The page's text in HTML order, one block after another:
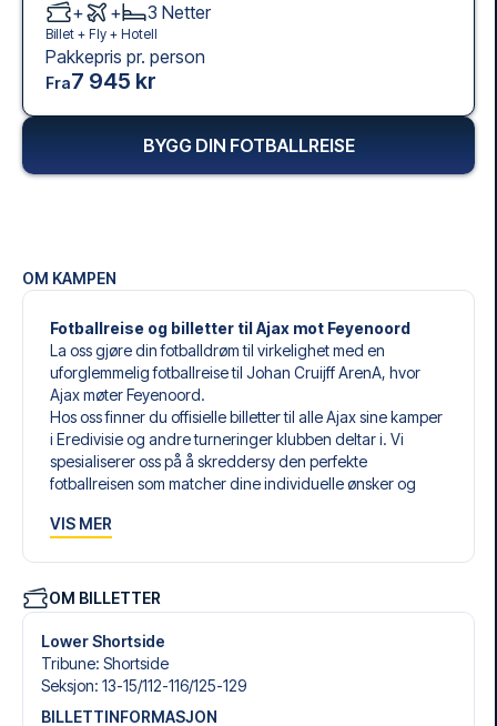
OM KAMPEN
Fotballreise og billetter til Ajax mot Feyenoord
La oss gjøre din fotballdrøm til virkelighet med en
uforglemmelig fotballreise til Johan Cruijff ArenA, hvor
Ajax møter Feyenoord.
Hos oss finner du offisielle billetter til alle Ajax sine kamper
i Eredivisie og andre turneringer klubben deltar i. Vi
spesialiserer oss på å skreddersy den perfekte
fotballreisen som matcher dine individuelle ønsker og
Våre skreddersydde fotballreiser til Ajax er laget for å gi
blant et bredt utvalg av fotballbilletter, nøye utvalgte
hoteller for enhver smak og budsjett, samt fleksible fly som
passer deg best.
Når du velger billettype, kan du se hvilken seksjon du skal
sitte i, og hva billetten inkluderer – spesielt hvis det er en
VIS MER
OM BILLETTER
Lower Shortside
Tribune: Shortside
Seksjon: 13-15/​112-116/​125-129
BILLETTINFORMASJON
+ + 3 Netter
Billet + Fly + Hotell
Pakkepris pr. person
Fra7 945 kr
BYGG DIN FOTBALLREISE